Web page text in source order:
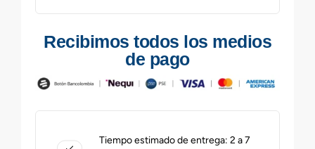
Recibimos todos los medios
de pago
Tiempo estimado de entrega: 2 a 7